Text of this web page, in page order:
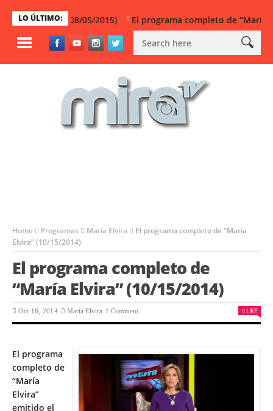
LO ÚLTIMO:(08/05/2015) El programa completo de “María
Home Programas María Elvira
El programa completo de “María
Elvira” (10/15/2014)
El programa completo de
“María Elvira” (10/15/2014)
Oct 16, 2014 María Elvira 1 Comment LIKE
El programa
completo de
“María
Elvira”
emitido el